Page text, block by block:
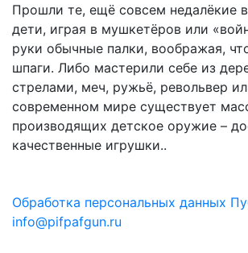
Прошли те, ещё совсем недалёкие
дети, играя в мушкетёров или
руки обычные палки, воображая,
шпаги. Либо мастерили себе из
стрелами, меч, ружьё, револьвер
современном мире существует
производящих детское оружие –
качественные игрушки..
Обработка персональных данных
info@pifpafgun.ru